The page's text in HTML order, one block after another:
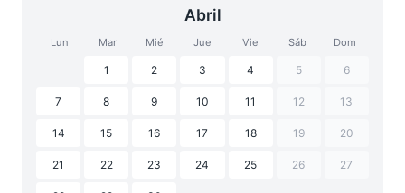
Abril
Lun Mar Mié Jue Vie Sáb Dom
1 2 3 4 5 6
7 8 9 10 11 12 13
14 15 16 17 18 19 20
21 22 23 24 25 26 27